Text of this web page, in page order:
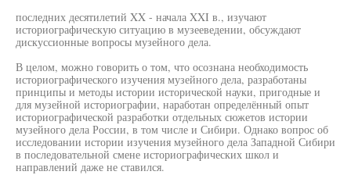
последних десятилетий XX - начала XXI в., изучают
историографическую ситуацию в музееведении, обсуждают
дискуссионные вопросы музейного дела.
В целом, можно говорить о том, что осознана необходимость
историографического изучения музейного дела, разработаны
принципы и методы истории исторической науки, пригодные и
для музейной историографии, наработан определённый опыт
историографической разработки отдельных сюжетов истории
музейного дела России, в том числе и Сибири. Однако вопрос об
исследовании истории изучения музейного дела Западной Сибири
в последовательной смене историографических школ и
направлений даже не ставился.